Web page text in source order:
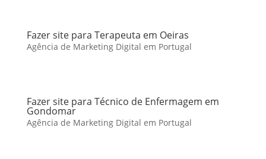
Fazer site para Terapeuta em Oeiras
Agência de Marketing Digital em Portugal
Fazer site para Técnico de Enfermagem em
Gondomar
Agência de Marketing Digital em Portugal